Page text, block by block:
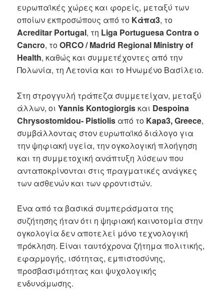
ευρωπαϊκές χώρες και φορείς, μεταξύ των
οποίων εκπροσώπους από το Κάπα3, το
Acreditar Portugal, τη Liga Portuguesa Contra o
Cancro, τοORCO / Madrid Regional Ministry of
Health, καθώς και συμμετέχοντες από την
Πολωνία, τη Λετονία και το Ηνωμένο Βασίλειο.
Στη στρογγυλή τράπεζα συμμετείχαν, μεταξύ
άλλων, οιYannis Kontogiorgis και Despoina
Chrysostomidou- Pistiolis από το Kapa3, Greece,
συμβάλλοντας στον ευρωπαϊκό διάλογο για
την ψηφιακή υγεία, την ογκολογική πλοήγηση
και τη συμμετοχική ανάπτυξη λύσεων που
ανταποκρίνονται στις πραγματικές ανάγκες
των ασθενών και των φροντιστών.
Ένα από τα βασικά συμπεράσματα της
συζήτησης ήταν ότι η ψηφιακή καινοτομία στην
ογκολογία δεν αποτελεί μόνο τεχνολογική
πρόκληση. Είναι ταυτόχρονα ζήτημα πολιτικής,
εφαρμογής, ισότητας, εμπιστοσύνης,
προσβασιμότητας και ψυχολογικής
ενδυνάμωσης.